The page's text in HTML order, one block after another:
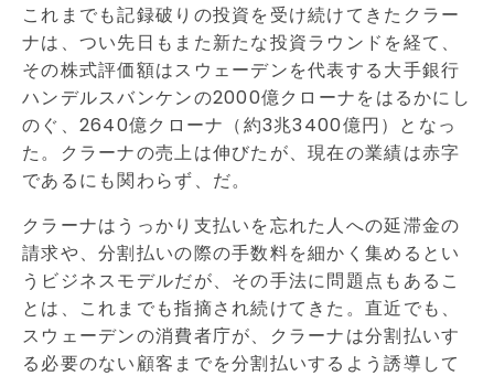
これまでも記録破りの投資を受け続けてきたクラー
ナは、つい先日もまた新たな投資ラウンドを経て、
その株式評価額はスウェーデンを代表する大手銀行
ハンデルスバンケンの2000億クローナをはるかにし
のぐ、2640億クローナ（約3兆3400億円）となっ
た。クラーナの売上は伸びたが、現在の業績は赤字
であるにも関わらず、だ。
クラーナはうっかり支払いを忘れた人への延滞金の
請求や、分割払いの際の手数料を細かく集めるとい
うビジネスモデルだが、その手法に問題点もあるこ
とは、これまでも指摘され続けてきた。直近でも、
スウェーデンの消費者庁が、クラーナは分割払いす
る必要のない顧客までを分割払いするよう誘導して